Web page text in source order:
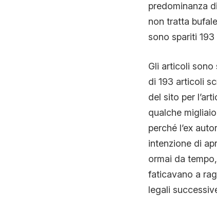
predominanza
non tratta
sono spariti 193
Gli articoli
di 193 articoli
del sito per
qualche
perché l’ex
intenzione di
ormai da
faticavano a
legali